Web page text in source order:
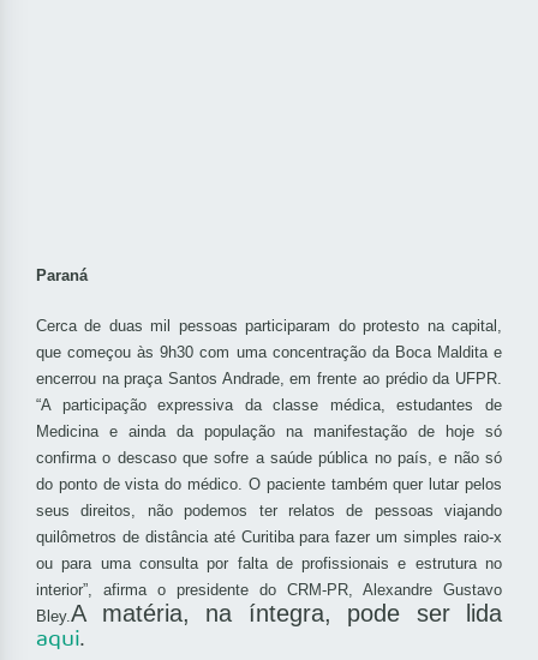
Paraná
Cerca de duas mil pessoas participaram do protesto na capital,
que começou às 9h30 com uma concentração da Boca Maldita e
encerrou na praça Santos Andrade, em frente ao prédio da UFPR.
“A participação expressiva da classe médica, estudantes de
Medicina e ainda da população na manifestação de hoje só
confirma o descaso que sofre a saúde pública no país, e não só
do ponto de vista do médico. O paciente também quer lutar pelos
seus direitos, não podemos ter relatos de pessoas viajando
quilômetros de distância até Curitiba para fazer um simples raio-x
ou para uma consulta por falta de profissionais e estrutura no
interior”, afirma o presidente do CRM-PR, Alexandre Gustavo
Bley.A matéria, na íntegra, pode ser lida
aqui.